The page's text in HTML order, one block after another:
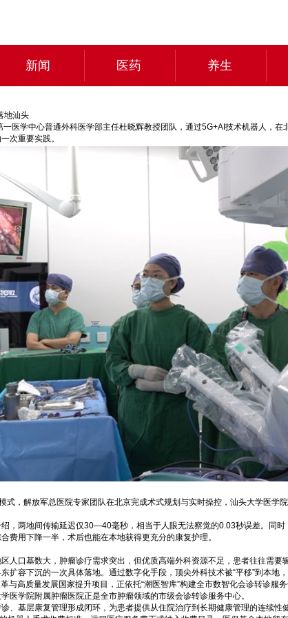
新闻 医药 养生
地汕头
医学中心普通外科医学部主任杜晓辉教授团队，通过5G+AI技术机器人，
次重要实践。
式，解放军总医院专家团队在北京完成术式规划与实时操控，汕头大学医
，两地间传输延迟仅30—40毫秒，相当于人眼无法察觉的0.03秒误差。同时
费用下降一半，术后也能在本地获得更充分的康复护理。
人口基数大，肿瘤诊疗需求突出，但优质高端外科资源不足，患者往往需要
扩容下沉的一次具体落地。通过数字化手段，顶尖外科技术被“平移”到本
与高质量发展国家提升项目，正依托“潮医智库”构建全市数智化会诊转诊
医学院附属肿瘤医院正是全市肿瘤领域的市级会诊转诊服务中心。
、基层康复管理形成闭环，为患者提供从住院治疗到长期健康管理的连续